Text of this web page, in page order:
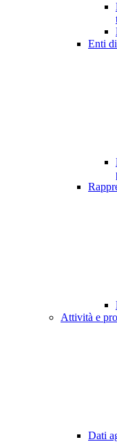
Enti
Attività e
Dati